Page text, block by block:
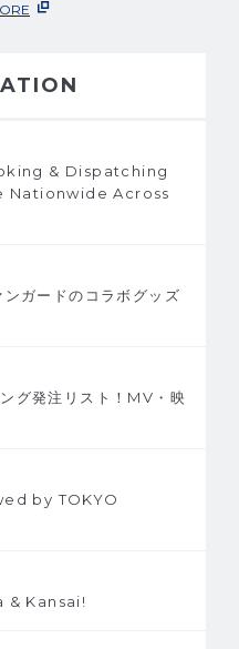
& Dispatching
Nationwide Across
ガードのコラボグッズ
グ発注リスト！MV・映
by TOKYO
& Kansai!